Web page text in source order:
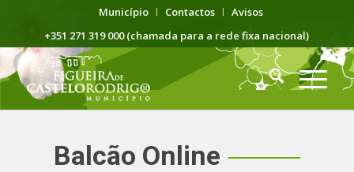
Município Contactos
Avisos
+351 271 319 000 (chamada para a rede fixa nacional)
Balcão Online